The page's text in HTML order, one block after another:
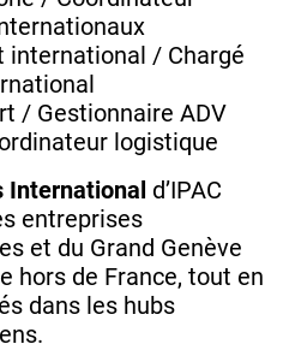
international / Chargé
/ Gestionnaire ADV
logistique
International d’IPAC
entreprises
et du Grand Genève
hors de France, tout en
dans les hubs